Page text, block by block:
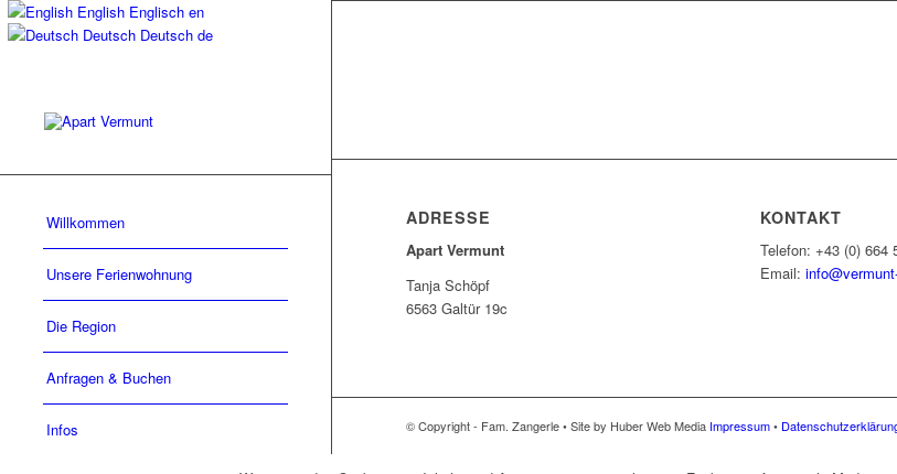
English Englisch en
Deutsch Deutsch de
Willkommen
Unsere Ferienwohnung
Die Region
Anfragen & Buchen
Infos
ADRESSE
Apart Vermunt
Tanja Schöpf
6563 Galtür 19c
KONTAKT
Telefon: +43 (0) 664
Email:
© Copyright - Fam. Zangerle • Site by Huber Web Media Impressum•